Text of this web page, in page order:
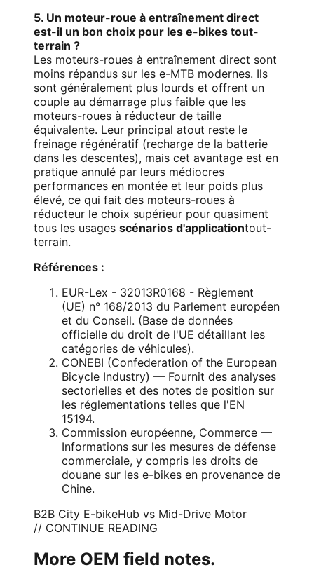
5. Un moteur-roue à entraînement direct
est-il un bon choix pour les e-bikes tout-
terrain ?
Les moteurs-roues à entraînement direct sont
moins répandus sur les e-MTB modernes. Ils
sont généralement plus lourds et offrent un
couple au démarrage plus faible que les
moteurs-roues à réducteur de taille
équivalente. Leur principal atout reste le
freinage régénératif (recharge de la batterie
dans les descentes), mais cet avantage est en
pratique annulé par leurs médiocres
performances en montée et leur poids plus
élevé, ce qui fait des moteurs-roues à
réducteur le choix supérieur pour quasiment
tous les usages scénarios d'applicationtout-
terrain.
Références :
EUR-Lex - 32013R0168 - Règlement
(UE) n° 168/2013 du Parlement européen
et du Conseil. (Base de données
officielle du droit de l'UE détaillant les
catégories de véhicules).
CONEBI (Confederation of the European
Bicycle Industry) — Fournit des analyses
sectorielles et des notes de position sur
les réglementations telles que l'EN
15194.
Commission européenne, Commerce —
Informations sur les mesures de défense
commerciale, y compris les droits de
douane sur les e-bikes en provenance de
Chine.
B2B City E-bikeHub vs Mid-Drive Motor
// CONTINUE READING
More OEM field notes.